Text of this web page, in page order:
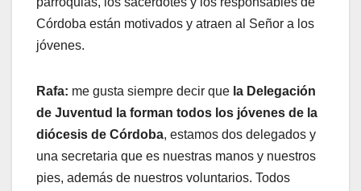
Córdoba están motivados y atraen al Señor a los
jóvenes.
Rafa: me gusta siempre decir que la Delegación
de Juventud la forman todos los jóvenes de la
diócesis de Córdoba, estamos dos delegados y
una secretaria que es nuestras manos y nuestros
pies, además de nuestros voluntarios. Todos